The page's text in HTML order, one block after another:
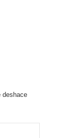
deshace